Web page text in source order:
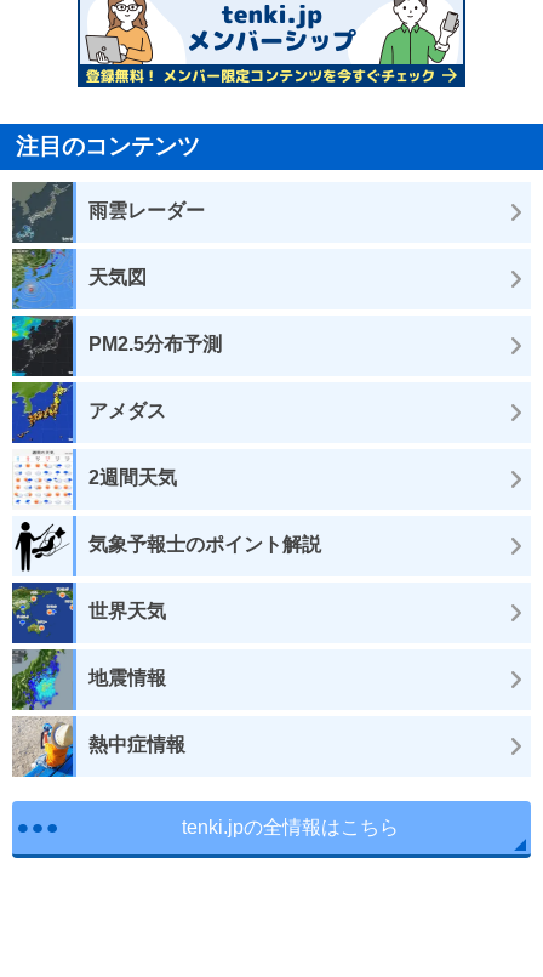
注目のコンテンツ
雨雲レーダー
天気図
PM2.5分布予測
アメダス
2週間天気
気象予報士のポイント解説
世界天気
地震情報
熱中症情報
tenki.jpの全情報はこちら